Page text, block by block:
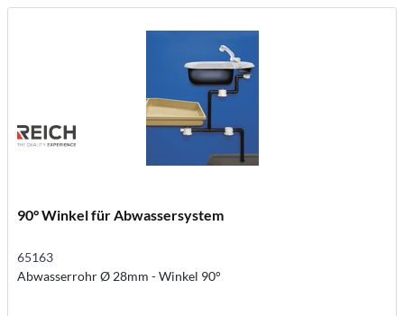
90° Winkel für Abwassersystem
65163
Abwasserrohr Ø 28mm - Winkel 90°